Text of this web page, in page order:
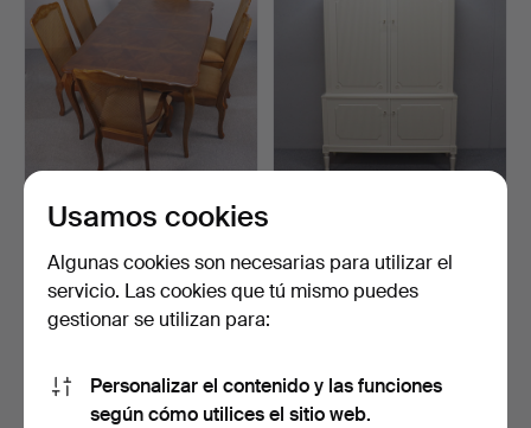
MUEBLES DE COMEDOR,
Subastado 12 feb 2026
5 pujas
37 USD
Subastado 10 ene 2026
25 pujas
Usamos cookies
Algunas cookies son necesarias para utilizar el
servicio. Las cookies que tú mismo puedes
gestionar se utilizan para:
Personalizar el contenido y las funciones
según cómo utilices el sitio web.